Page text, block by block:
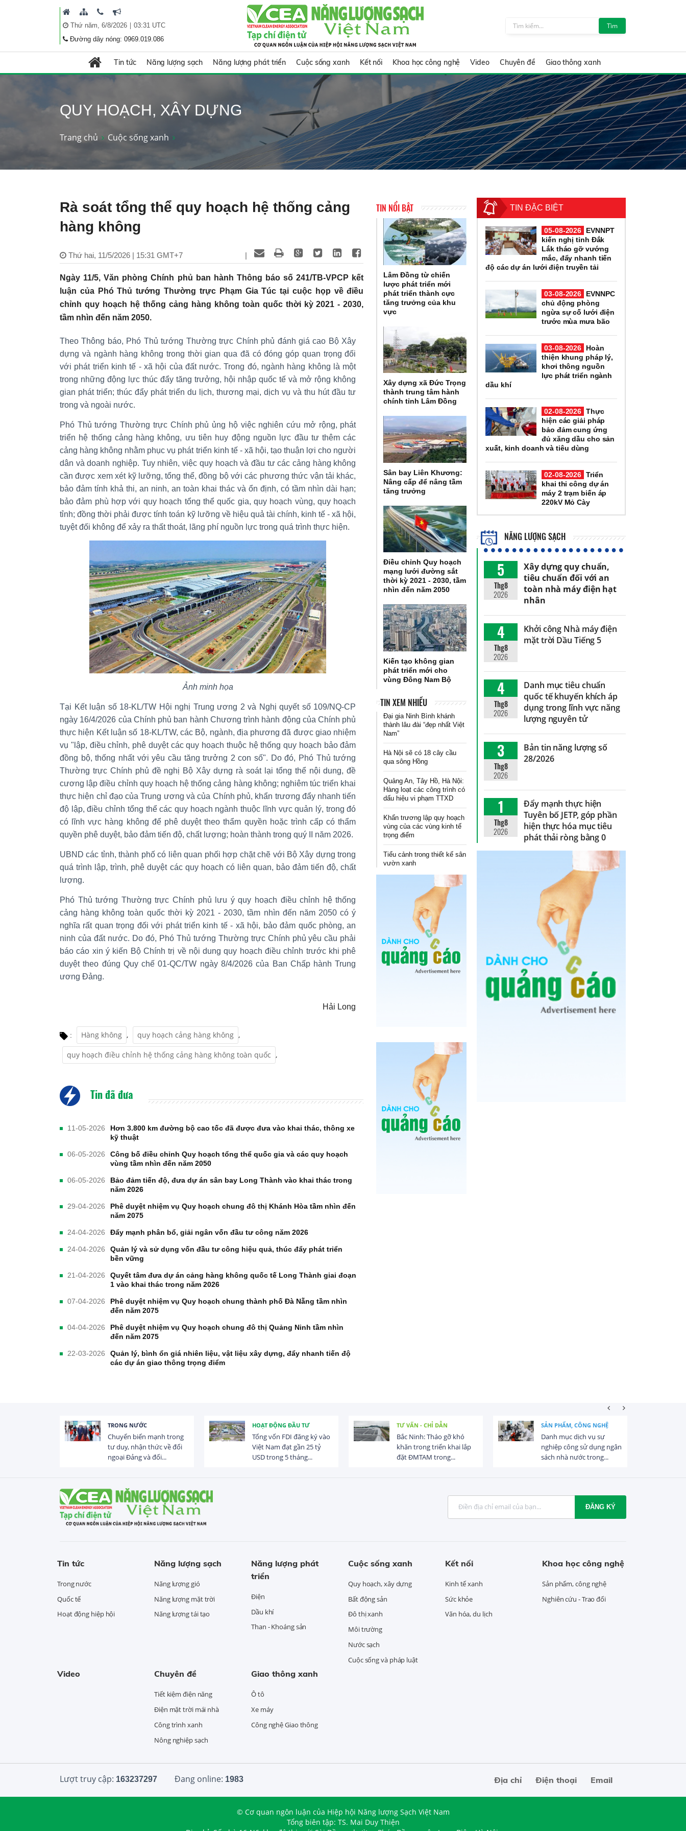
Thứ năm, 6/8/2026| 03:31 UTC
Đường dây nóng: 0969.019.086
Tìm
Tin tức Năng lượng sạch Năng lượng phát triển Cuộc sống xanh Kết nối Khoa học công nghệ Video Chuyên đề Giao thông xanh
QUY HOẠCH, XÂY DỰNG
Trang chủ Cuộc sống xanh
Rà soát tổng thể quy hoạch hệ thống cảng
hàng không
Thứ hai, 11/5/2026 | 15:31 GMT+7 |
Ngày 11/5, Văn phòng Chính phủ ban hành Thông báo số 241/TB-VPCP kết
luận của Phó Thủ tướng Thường trực Phạm Gia Túc tại cuộc họp về điều
chỉnh quy hoạch hệ thống cảng hàng không toàn quốc thời kỳ 2021 - 2030,
tầm nhìn đến năm 2050.
Theo Thông báo, Phó Thủ tướng Thường trực Chính phủ đánh giá cao Bộ Xây
dựng và ngành hàng không trong thời gian qua đã có đóng góp quan trọng đối
với phát triển kinh tế - xã hội của đất nước. Trong đó, ngành hàng không là một
trong những động lực thúc đẩy tăng trưởng, hội nhập quốc tế và mở rộng không
gian phát triển; thúc đẩy phát triển du lịch, thương mại, dịch vụ và thu hút đầu tư
trong và ngoài nước.
Phó Thủ tướng Thường trực Chính phủ ủng hộ việc nghiên cứu mở rộng, phát
triển hệ thống cảng hàng không, ưu tiên huy động nguồn lực đầu tư thêm các
cảng hàng không nhằm phục vụ phát triển kinh tế - xã hội, tạo thuận lợi cho người
dân và doanh nghiệp. Tuy nhiên, việc quy hoạch và đầu tư các cảng hàng không
cần được xem xét kỹ lưỡng, tổng thể, đồng bộ với các phương thức vận tải khác,
bảo đảm tính khả thi, an ninh, an toàn khai thác và ổn định, có tầm nhìn dài hạn;
bảo đảm phù hợp với quy hoạch tổng thể quốc gia, quy hoạch vùng, quy hoạch
tỉnh; đồng thời phải được tính toán kỹ lưỡng về hiệu quả tài chính, kinh tế - xã hội,
tuyệt đối không để xảy ra thất thoát, lãng phí nguồn lực trong quá trình thực hiện.
Ảnh minh họa
Tại Kết luận số 18-KL/TW Hội nghị Trung ương 2 và Nghị quyết số 109/NQ-CP
ngày 16/4/2026 của Chính phủ ban hành Chương trình hành động của Chính phủ
thực hiện Kết luận số 18-KL/TW, các Bộ, ngành, địa phương đã được giao nhiệm
vụ "lập, điều chỉnh, phê duyệt các quy hoạch thuộc hệ thống quy hoạch bảo đảm
đồng bộ, thống nhất với yêu cầu tăng trưởng 2 con số". Do đó, Phó Thủ tướng
Thường trực Chính phủ đề nghị Bộ Xây dựng rà soát lại tổng thể nội dung, đề
cương lập điều chỉnh quy hoạch hệ thống cảng hàng không; nghiêm túc triển khai
thực hiện chỉ đạo của Trung ương và của Chính phủ, khẩn trương đẩy nhanh tiến
độ lập, điều chỉnh tổng thể các quy hoạch ngành thuộc lĩnh vực quản lý, trong đó
có lĩnh vực hàng không để phê duyệt theo thẩm quyền hoặc trình cấp có thẩm
quyền phê duyệt, bảo đảm tiến độ, chất lượng; hoàn thành trong quý II năm 2026.
UBND các tỉnh, thành phố có liên quan phối hợp chặt chẽ với Bộ Xây dựng trong
quá trình lập, trình, phê duyệt các quy hoạch có liên quan, bảo đảm tiến độ, chất
lượng.
Phó Thủ tướng Thường trực Chính phủ lưu ý quy hoạch điều chỉnh hệ thống
cảng hàng không toàn quốc thời kỳ 2021 - 2030, tầm nhìn đến năm 2050 có ý
nghĩa rất quan trọng đối với phát triển kinh tế - xã hội, bảo đảm quốc phòng, an
ninh của đất nước. Do đó, Phó Thủ tướng Thường trực Chính phủ yêu cầu phải
báo cáo xin ý kiến Bộ Chính trị về nội dung quy hoạch điều chỉnh trước khi phê
duyệt theo đúng Quy chế 01-QC/TW ngày 8/4/2026 của Ban Chấp hành Trung
ương Đảng.
Hải Long
: Hàng không , quy hoạch cảng hàng không ,
quy hoạch điều chỉnh hệ thống cảng hàng không toàn quốc ,
Tin đã đưa
11-05-2026
Hơn 3.800 km đường bộ cao tốc đã được đưa vào khai thác, thông xe
kỹ thuật
06-05-2026
Công bố điều chỉnh Quy hoạch tổng thể quốc gia và các quy hoạch
vùng tầm nhìn đến năm 2050
06-05-2026
Bảo đảm tiến độ, đưa dự án sân bay Long Thành vào khai thác trong
năm 2026
29-04-2026
Phê duyệt nhiệm vụ Quy hoạch chung đô thị Khánh Hòa tầm nhìn đến
năm 2075
24-04-2026 Đẩy mạnh phân bổ, giải ngân vốn đầu tư công năm 2026
24-04-2026
Quản lý và sử dụng vốn đầu tư công hiệu quả, thúc đẩy phát triển
bền vững
21-04-2026
Quyết tâm đưa dự án cảng hàng không quốc tế Long Thành giai đoạn
1 vào khai thác trong năm 2026
07-04-2026
Phê duyệt nhiệm vụ Quy hoạch chung thành phố Đà Nẵng tầm nhìn
đến năm 2075
04-04-2026
Phê duyệt nhiệm vụ Quy hoạch chung đô thị Quảng Ninh tầm nhìn
đến năm 2075
22-03-2026
Quản lý, bình ổn giá nhiên liệu, vật liệu xây dựng, đẩy nhanh tiến độ
các dự án giao thông trọng điểm
TIN NỔI BẬT
Lâm Đồng từ chiến
lược phát triển mới
phát triển thành cực
tăng trưởng của khu
vực
Xây dựng xã Đức Trọng
thành trung tâm hành
chính tỉnh Lâm Đồng
Sân bay Liên Khương:
Nâng cấp để nâng tầm
tăng trưởng
Điều chỉnh Quy hoạch
mạng lưới đường sắt
thời kỳ 2021 - 2030, tầm
nhìn đến năm 2050
Kiến tạo không gian
phát triển mới cho
vùng Đông Nam Bộ
TIN XEM NHIỀU
Đại gia Ninh Bình khánh
thành lâu đài “đẹp nhất Việt
Nam”
Hà Nội sẽ có 18 cây cầu
qua sông Hồng
Quảng An, Tây Hồ, Hà Nội:
Hàng loạt các công trình có
dấu hiệu vi phạm TTXD
Khẩn trương lập quy hoạch
vùng của các vùng kinh tế
trọng điểm
Tiểu cảnh trong thiết kế sân
vườn xanh
TIN ĐẶC BIỆT
05-08-2026
EVNNPT
kiến nghị tỉnh Đắk
Lắk tháo gỡ vướng
mắc, đẩy nhanh tiến
độ các dự án lưới điện truyền tải
03-08-2026
EVNNPC
chủ động phòng
ngừa sự cố lưới điện
trước mùa mưa bão
03-08-2026
Hoàn
thiện khung pháp lý,
khơi thông nguồn
lực phát triển ngành
dầu khí
02-08-2026 Thực
hiện các giải pháp
bảo đảm cung ứng
đủ xăng dầu cho sản
xuất, kinh doanh và tiêu dùng
02-08-2026 Triển
khai thi công dự án
máy 2 trạm biến áp
220kV Mỏ Cày
NĂNG LƯỢNG SẠCH
5
Thg8
2026
Xây dựng quy chuẩn,
tiêu chuẩn đối với an
toàn nhà máy điện hạt
nhân
4
Thg8
2026
Khởi công Nhà máy điện
mặt trời Dầu Tiếng 5
4
Thg8
2026
Danh mục tiêu chuẩn
quốc tế khuyến khích áp
dụng trong lĩnh vực năng
lượng nguyên tử
3
Thg8
2026
Bản tin năng lượng số
28/2026
1
Thg8
2026
Đẩy mạnh thực hiện
Tuyên bố JETP, góp phần
hiện thực hóa mục tiêu
phát thải ròng bằng 0
TRONG NƯỚC
Chuyển biến mạnh trong
tư duy, nhận thức về đối
ngoại Đảng và đối...
HOẠT ĐỘNG ĐẦU TƯ
Tổng vốn FDI đăng ký vào
Việt Nam đạt gần 25 tỷ
USD trong 5 tháng...
TƯ VẤN - CHỈ DẪN
Bắc Ninh: Tháo gỡ khó
khăn trong triển khai lắp
đặt ĐMTAM trong...
SẢN PHẨM, CÔNG NGHỆ
Danh mục dịch vụ sự
nghiệp công sử dụng ngân
sách nhà nước trong...
ĐĂNG KÝ
Tin tức
Trong nước
Quốc tế
Hoạt động hiệp hội
Năng lượng sạch
Năng lượng gió
Năng lượng mặt trời
Năng lượng tái tạo
Năng lượng phát
triển
Điện
Dầu khí
Than - Khoáng sản
Cuộc sống xanh
Quy hoạch, xây dựng
Bất động sản
Đô thị xanh
Môi trường
Nước sạch
Cuộc sống và pháp luật
Kết nối
Kinh tế xanh
Sức khỏe
Văn hóa, du lịch
Khoa học công nghệ
Sản phẩm, công nghệ
Nghiên cứu - Trao đổi
Video Chuyên đề
Tiết kiệm điện năng
Điện mặt trời mái nhà
Công trình xanh
Nông nghiệp sạch
Giao thông xanh
Ô tô
Xe máy
Công nghệ Giao thông
Lượt truy cập: 163237297 Đang online: 1983 Email
Điện thoại
Địa chỉ
© Cơ quan ngôn luận của Hiệp hội Năng lượng Sạch Việt Nam
Tổng biên tập: TS. Mai Duy Thiện